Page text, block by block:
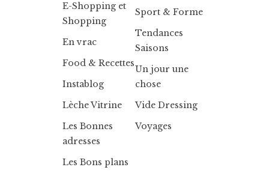
E-Shopping et
Shopping
En vrac
Food & Recettes
Instablog
Lèche Vitrine
Les Bonnes
adresses
Les Bons plans
Sport & Forme
Tendances
Saisons
Un jour une
chose
Vide Dressing
Voyages